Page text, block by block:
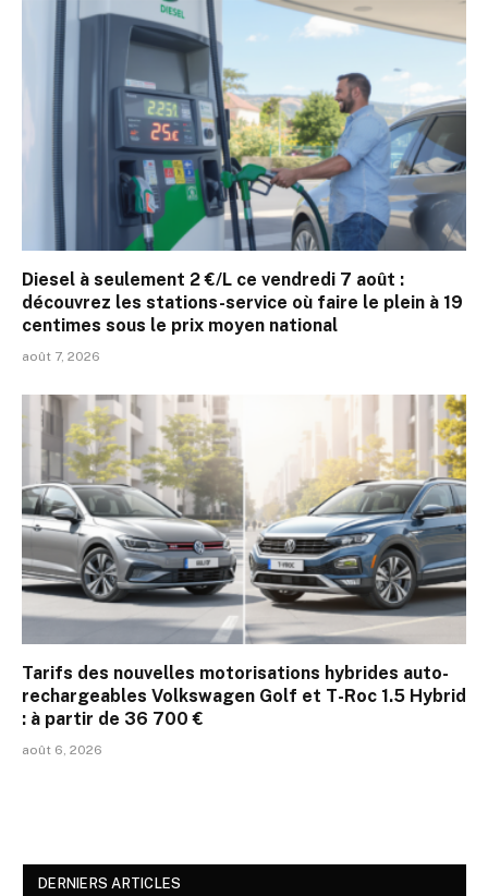
Diesel à seulement 2 €/L ce vendredi 7 août :
découvrez les stations-service où faire le plein à 19
centimes sous le prix moyen national
août 7, 2026
Tarifs des nouvelles motorisations hybrides auto-
rechargeables Volkswagen Golf et T-Roc 1.5 Hybrid
: à partir de 36 700 €
août 6, 2026
DERNIERS ARTICLES